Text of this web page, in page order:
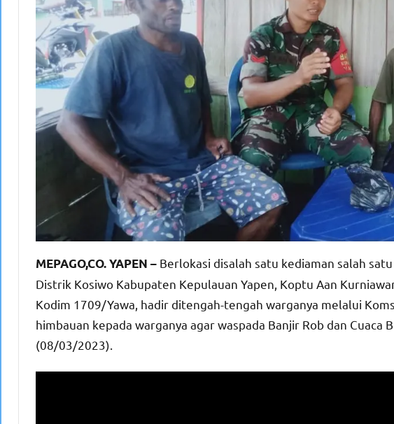
MEPAGO,CO. YAPEN – Berlokasi disalah satu kediaman salah
Distrik Kosiwo Kabupaten Kepulauan Yapen, Koptu Aan
Kodim 1709/Yawa, hadir ditengah-tengah warganya melalui
himbauan kepada warganya agar waspada Banjir Rob dan Cuaca
(08/03/2023).